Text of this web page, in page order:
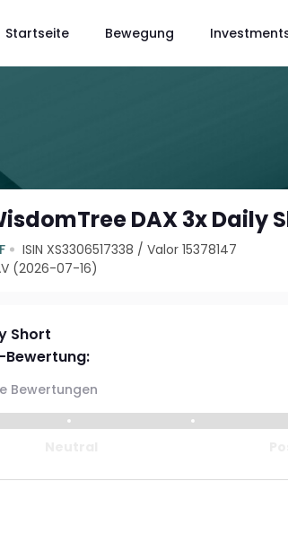
Startseite Bewegung
DAX 3x Daily
ISIN XS3306517338 /Valor 15378147
(2026-07-16)
Short
Bewertungen